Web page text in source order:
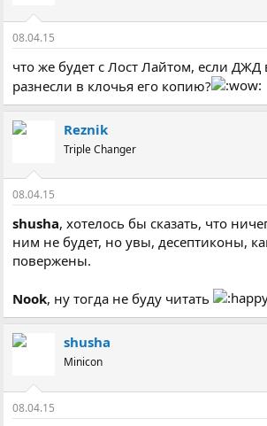
08.04.15
что же будет с Лост Лайтом, если ДЖД
разнесли в клочья его копию?
Reznik
Triple Changer
08.04.15
shusha, хотелось бы сказать, что
ним не будет, но увы, десептиконы,
повержены.
Nook, ну тогда не буду читать
shusha
Minicon
08.04.15